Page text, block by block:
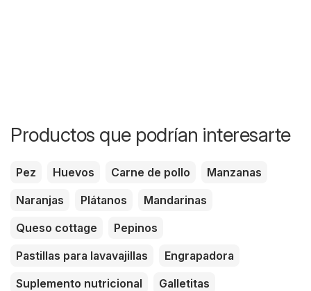
Productos que podrían interesarte
Pez Huevos Carne de pollo
Manzanas
Naranjas
Plátanos
Mandarinas
Queso cottage
Pepinos
Pastillas para lavavajillas
Engrapadora
Suplemento nutricional
Galletitas